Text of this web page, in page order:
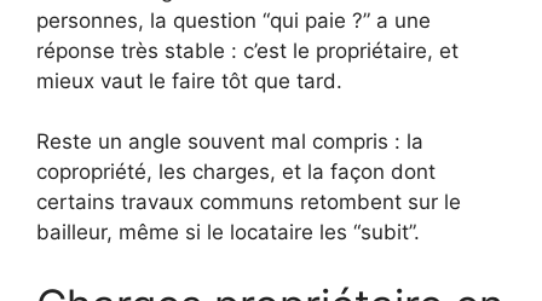
personnes, la question “qui paie ?” a une
réponse très stable : c’est le propriétaire, et
mieux vaut le faire tôt que tard.
Reste un angle souvent mal compris : la
copropriété, les charges, et la façon dont
certains travaux communs retombent sur le
bailleur, même si le locataire les “subit”.